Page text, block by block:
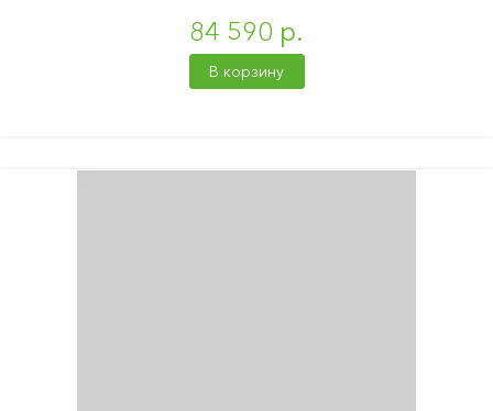
84 590 р.
В корзину